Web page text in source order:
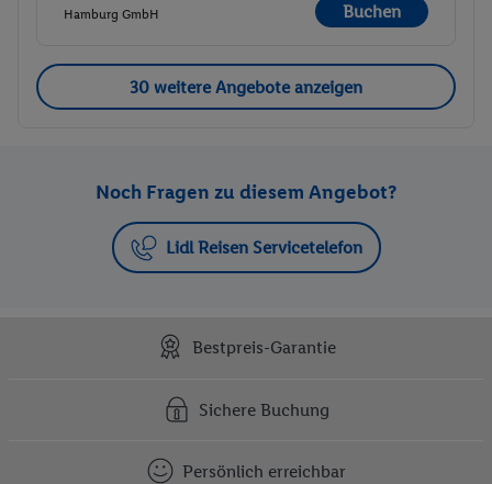
Hamburg GmbH
Buchen
30 weitere Angebote anzeigen
Noch Fragen zu diesem Angebot?
Lidl Reisen Servicetelefon
Bestpreis-Garantie
Sichere Buchung
Persönlich erreichbar